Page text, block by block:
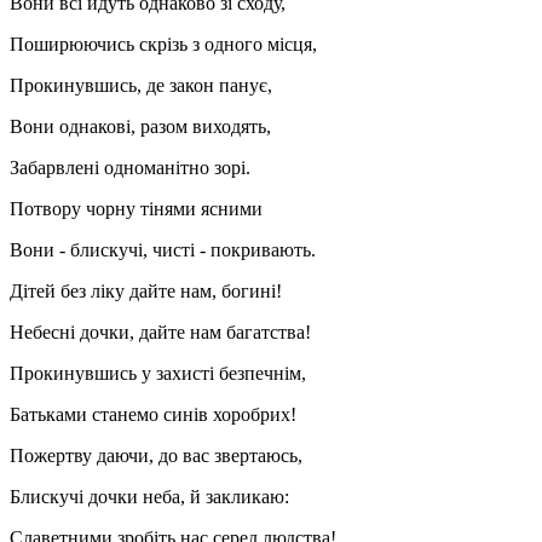
Поширюючись скрізь з одного місця,
Прокинувшись, де закон панує,
Вони однакові, разом виходять,
Забарвлені одноманітно зорі.
Потвору чорну тінями ясними
Вони - блискучі, чисті - покривають.
Дітей без ліку дайте нам, богині!
Небесні дочки, дайте нам багатства!
Прокинувшись у захисті безпечнім,
Батьками станемо синів хоробрих!
Пожертву даючи, до вас звертаюсь,
Блискучі дочки неба, й закликаю:
Славетними зробіть нас серед людства!